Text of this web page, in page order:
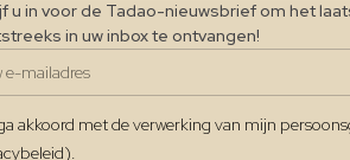
u in voor de Tadao-nieuwsbrief om het
in uw inbox te ontvangen!
akkoord met de verwerking van mijn